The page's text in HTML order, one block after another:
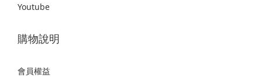
Youtube
購物說明
會員權益